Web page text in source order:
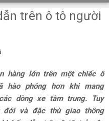
trên ô tô người
hàng lớn trên một chiếc ô
hào phóng hơn khi mang
dòng xe tầm trung. Tuy
và đặc thù giao thông